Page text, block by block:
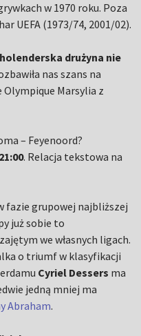
w 1970 roku. Poza
UEFA (1973/74, 2001/02).
holenderska drużyna nie
nas szans na
Marsylia z
– Feyenoord?
. Relacja tekstowa na
fazie grupowej najbliższej
już sobie to
we własnych ligach.
o triumf w klasyfikacji
Cyriel Dessers ma
jedną mniej ma
Abraham.